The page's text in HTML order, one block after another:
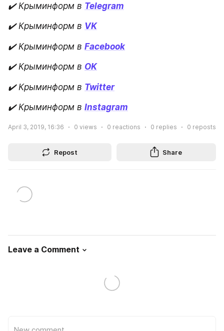
✔️ Крыминформ в Telegram
✔️ Крыминформ в VK
✔️ Крыминформ в Facebook
✔️ Крыминформ в OK
✔️ Крыминформ в Twitter
✔️ Крыминформ в Instagram
April 3, 2019, 16:36 0 views 0 reactions 0 replies 0 reposts
Repost Share
Leave a Comment